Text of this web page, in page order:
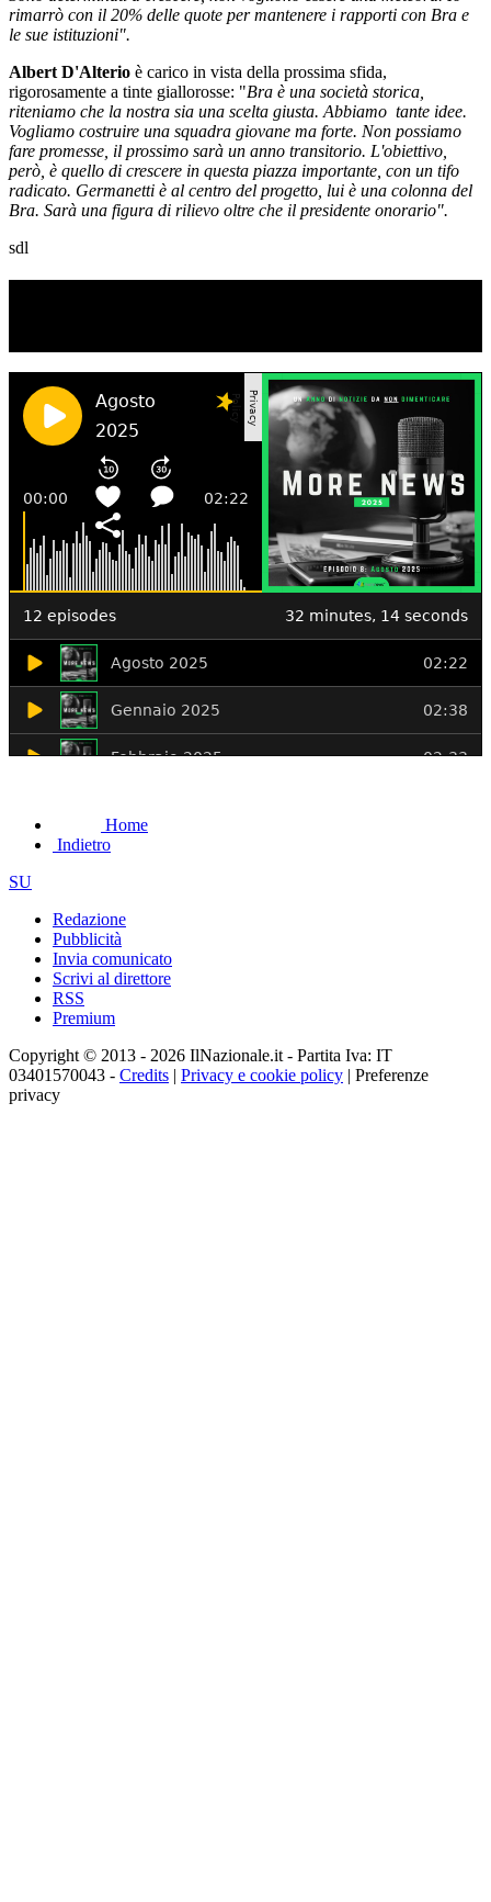
rimarrò con il 20% delle quote per mantenere i rapporti con Bra e
le sue istituzioni".
Albert D'Alterio è carico in vista della prossima sfida,
rigorosamente a tinte giallorosse: "Bra è una società storica,
riteniamo che la nostra sia una scelta giusta. Abbiamo tante idee.
Vogliamo costruire una squadra giovane ma forte. Non possiamo
fare promesse, il prossimo sarà un anno transitorio. L'obiettivo,
però, è quello di crescere in questa piazza importante, con un tifo
radicato. Germanetti è al centro del progetto, lui è una colonna del
Bra. Sarà una figura di rilievo oltre che il presidente onorario".
sdl
Home
Indietro
SU
Redazione
Pubblicità
Invia comunicato
Scrivi al direttore
RSS
Premium
Copyright © 2013 - 2026 IlNazionale.it - Partita Iva: IT
03401570043 - Credits | Privacy e cookie policy | Preferenze
privacy